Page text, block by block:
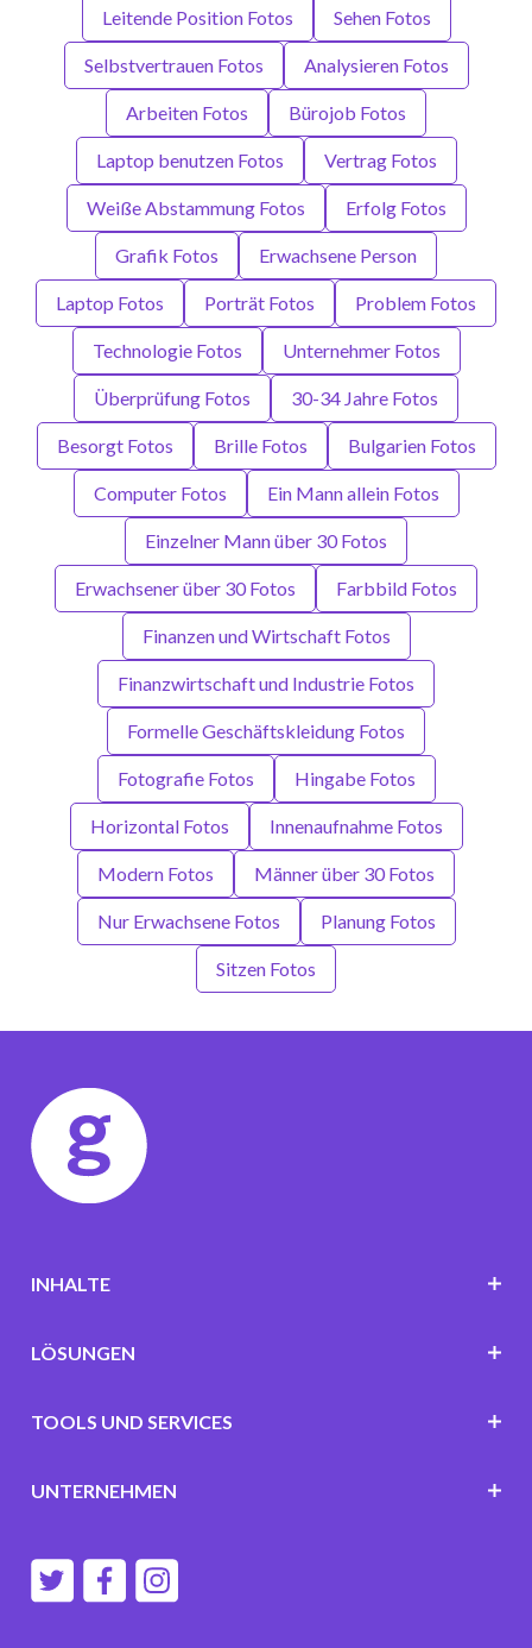
Leitende Position Fotos Sehen Fotos
Selbstvertrauen Fotos Analysieren Fotos
Arbeiten Fotos Bürojob Fotos
Laptop benutzen Fotos Vertrag Fotos
Weiße Abstammung Fotos Erfolg Fotos
Grafik Fotos Erwachsene Person
Laptop Fotos Porträt Fotos Problem Fotos
Technologie Fotos Unternehmer Fotos
Überprüfung Fotos 30-34 Jahre Fotos
Besorgt Fotos Brille Fotos Bulgarien Fotos
Computer Fotos Ein Mann allein Fotos
Einzelner Mann über 30 Fotos
Erwachsener über 30 Fotos Farbbild Fotos
Finanzen und Wirtschaft Fotos
Finanzwirtschaft und Industrie Fotos
Formelle Geschäftskleidung Fotos
Fotografie Fotos Hingabe Fotos
Horizontal Fotos Innenaufnahme Fotos
Modern Fotos Männer über 30 Fotos
Nur Erwachsene Fotos Planung Fotos
Sitzen Fotos
INHALTE
LÖSUNGEN
TOOLS UND SERVICES
UNTERNEHMEN